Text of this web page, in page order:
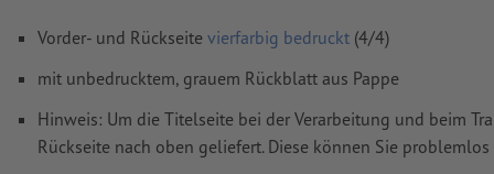
Rechtschreib- und Satzfehlerwerden von uns nicht geprüft
Überdruckeneinstellungenwerden von uns nicht geprüft
Kommentare werden gelöscht und nicht gedruckt
Vorder- und Rückseite vierfarbig bedruckt (4/4)
mit unbedrucktem, grauem Rückblatt aus Pappe
Hinweis: Um die Titelseite bei der Verarbeitung und beim
Rückseite nach oben geliefert. Diese können Sie